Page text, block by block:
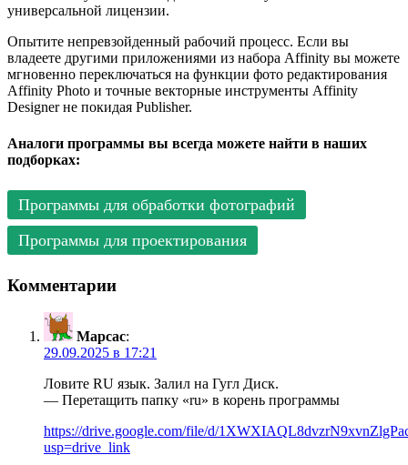
универсальной лицензии.
Опытите непревзойденный рабочий процесс. Если вы
владеете другими приложениями из набора Affinity вы можете
мгновенно переключаться на функции фото редактирования
Affinity Photo и точные векторные инструменты Affinity
Designer не покидая Publisher.
Аналоги программы вы всегда можете найти в наших
подборках:
Программы для обработки фотографий
Программы для проектирования
Комментарии
Марсас:
29.09.2025 в 17:21
Ловите RU язык. Залил на Гугл Диск.
— Перетащить папку «ru» в корень программы
https://drive.google.com/file/d/
usp=drive_link